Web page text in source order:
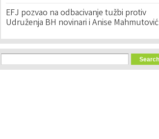
EFJ pozvao na odbacivanje tužbi protiv
Udruženja BH novinari i Anise Mahmutović
Search form
Search